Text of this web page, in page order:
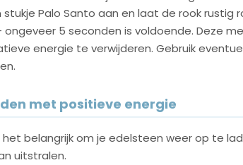
Palo Santo aan en laat de rook rustig
5 seconden is voldoende. Deze
energie te verwijderen. Gebruik
met positieve energie
het belangrijk om je edelsteen weer op te
uitstralen.